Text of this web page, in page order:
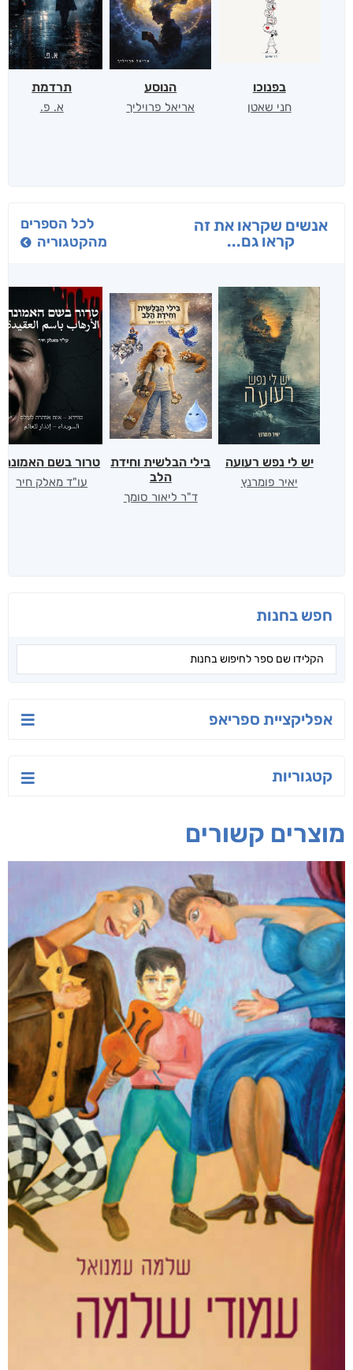
חפש בחנות
אפליקציית ספריאפ
קטגוריות
בפנוכו
חני שאטן
הנוסע
אריאל פרויליך
תרדמת
א. פ.
אנשים שקראו את זה
קראו גם...
לכל הספרים
מהקטגוריה
יש לי נפש רעועה
יאיר פומרנץ
בילי הבלשית וחידת
הלב
ד"ר ליאור סומך
טרור בשם האמונה
עו"ד מאלק חיר
מוצרים קשורים